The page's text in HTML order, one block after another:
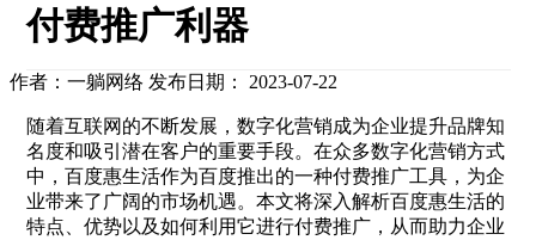
付费推广利器
作者：一躺网络 发布日期： 2023-07-22
随着互联网的不断发展，数字化营销成为企业提升品牌知
名度和吸引潜在客户的重要手段。在众多数字化营销方式
中，百度惠生活作为百度推出的一种付费推广工具，为企
业带来了广阔的市场机遇。本文将深入解析百度惠生活的
特点、优势以及如何利用它进行付费推广，从而助力企业